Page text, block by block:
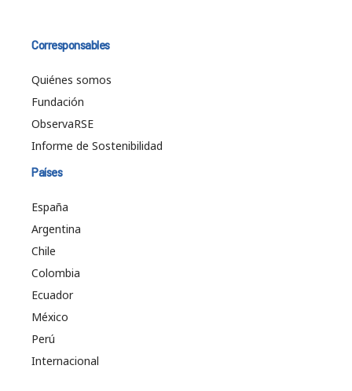
Corresponsables
Quiénes somos
Fundación
ObservaRSE
Informe de Sostenibilidad
Países
España
Argentina
Chile
Colombia
Ecuador
México
Perú
Internacional